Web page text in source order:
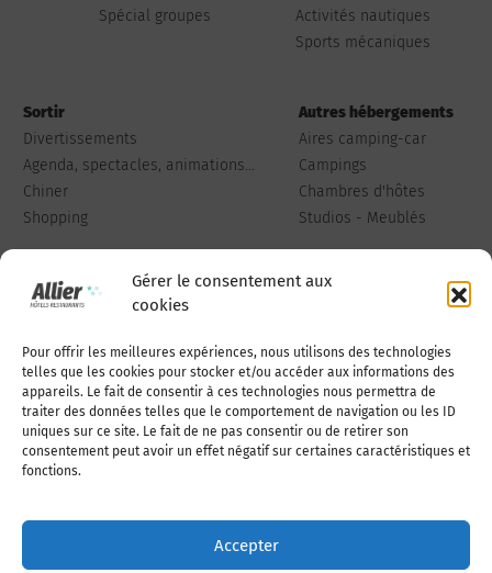
Gérer le consentement aux
cookies
Pour offrir les meilleures expériences, nous utilisons des technologies
telles que les cookies pour stocker et/ou accéder aux informations des
appareils. Le fait de consentir à ces technologies nous permettra de
traiter des données telles que le comportement de navigation ou les ID
uniques sur ce site. Le fait de ne pas consentir ou de retirer son
consentement peut avoir un effet négatif sur certaines caractéristiques et
fonctions.
Accepter
Spécial groupes
Activités nautiques
Sports mécaniques
Sortir
Divertissements
Agenda, spectacles, animations...
Chiner
Shopping
Autres hébergements
Aires camping-car
Campings
Chambres d'hôtes
Studios - Meublés
Qui sommes-nous Publiez votre annonce
Adhérer à l’association Nous contacter